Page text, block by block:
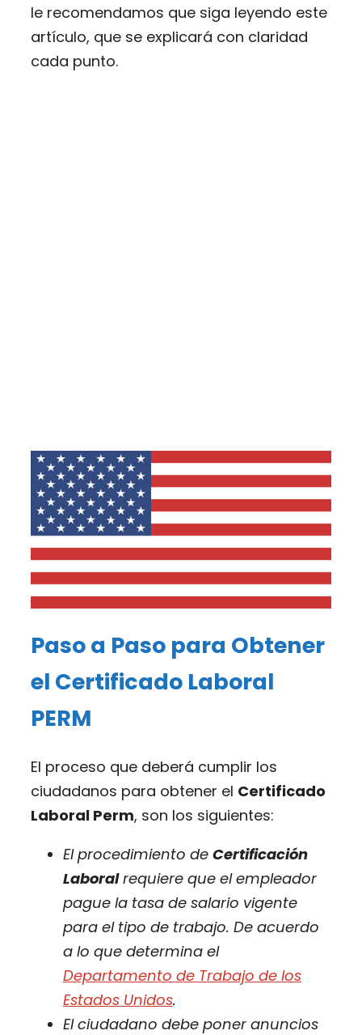
le recomendamos que siga leyendo este
artículo, que se explicará con claridad
cada punto.
Paso a Paso para Obtener
el Certificado Laboral
PERM
El proceso que deberá cumplir los
ciudadanos para obtener el Certificado
Laboral Perm, son los siguientes:
El procedimiento de Certificación
Laboralrequiere que el empleador
pague la tasa de salario vigente
para el tipo de trabajo. De acuerdo
a lo que determina el
Departamento de Trabajo de los
Estados Unidos.
El ciudadano debe poner anuncios